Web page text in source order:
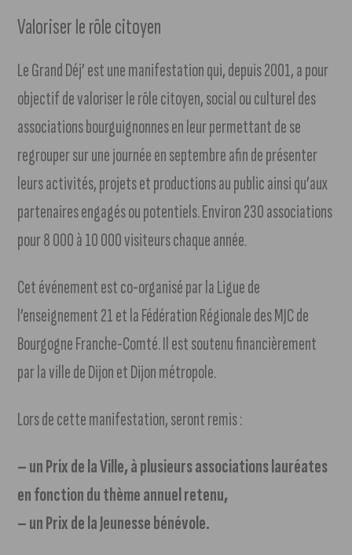
Valoriser le rôle citoyen
Le Grand Déj’ est une manifestation qui, depuis 2001, a pour
objectif de valoriser le rôle citoyen, social ou culturel des
associations bourguignonnes en leur permettant de se
regrouper sur une journée en septembre afin de présenter
leurs activités, projets et productions au public ainsi qu’aux
partenaires engagés ou potentiels. Environ 230 associations
pour 8 000 à 10 000 visiteurs chaque année.
Cet événement est co-organisé par la Ligue de
l’enseignement 21 et la Fédération Régionale des MJC de
Bourgogne Franche-Comté. Il est soutenu financièrement
par la ville de Dijon et Dijon métropole.
Lors de cette manifestation, seront remis :
– un Prix de la Ville, à plusieurs associations lauréates
en fonction du thème annuel retenu,
– un Prix de la Jeunesse bénévole.